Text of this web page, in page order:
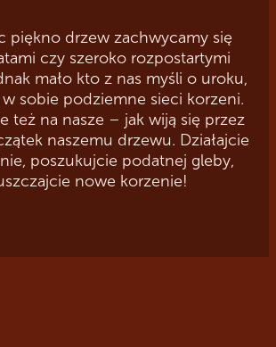
piękno drzew zachwycamy się
czy szeroko rozpostartymi
mało kto z nas myśli o uroku,
w sobie podziemne sieci korzeni.
też na nasze – jak wiją się przez
naszemu drzewu. Działajcie
poszukujcie podatnej gleby,
nowe korzenie!